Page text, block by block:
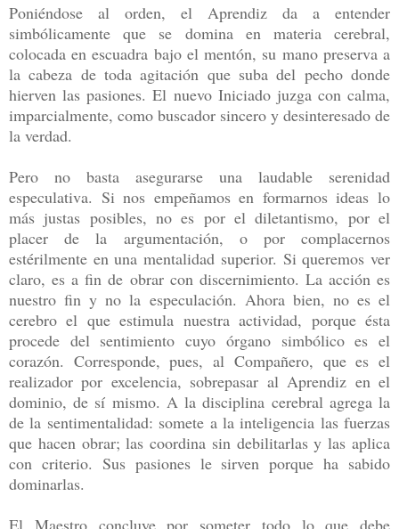
Poniéndose al orden, el Aprendiz da a entender
simbólicamente que se domina en materia cerebral,
colocada en escuadra bajo el mentón, su mano preserva a
la cabeza de toda agitación que suba del pecho donde
hierven las pasiones. El nuevo Iniciado juzga con calma,
imparcialmente, como buscador sincero y desinteresado de
la verdad.
Pero no basta asegurarse una laudable serenidad
especulativa. Si nos empeñamos en formarnos ideas lo
más justas posibles, no es por el diletantismo, por el
placer de la argumentación, o por complacernos
estérilmente en una mentalidad superior. Si queremos ver
claro, es a fin de obrar con discernimiento. La acción es
nuestro fin y no la especulación. Ahora bien, no es el
cerebro el que estimula nuestra actividad, porque ésta
procede del sentimiento cuyo órgano simbólico es el
corazón. Corresponde, pues, al Compañero, que es el
realizador por excelencia, sobrepasar al Aprendiz en el
dominio, de sí mismo. A la disciplina cerebral agrega la
de la sentimentalidad: somete a la inteligencia las fuerzas
que hacen obrar; las coordina sin debilitarlas y las aplica
con criterio. Sus pasiones le sirven porque ha sabido
dominarlas.
El Maestro concluye por someter todo lo que debe